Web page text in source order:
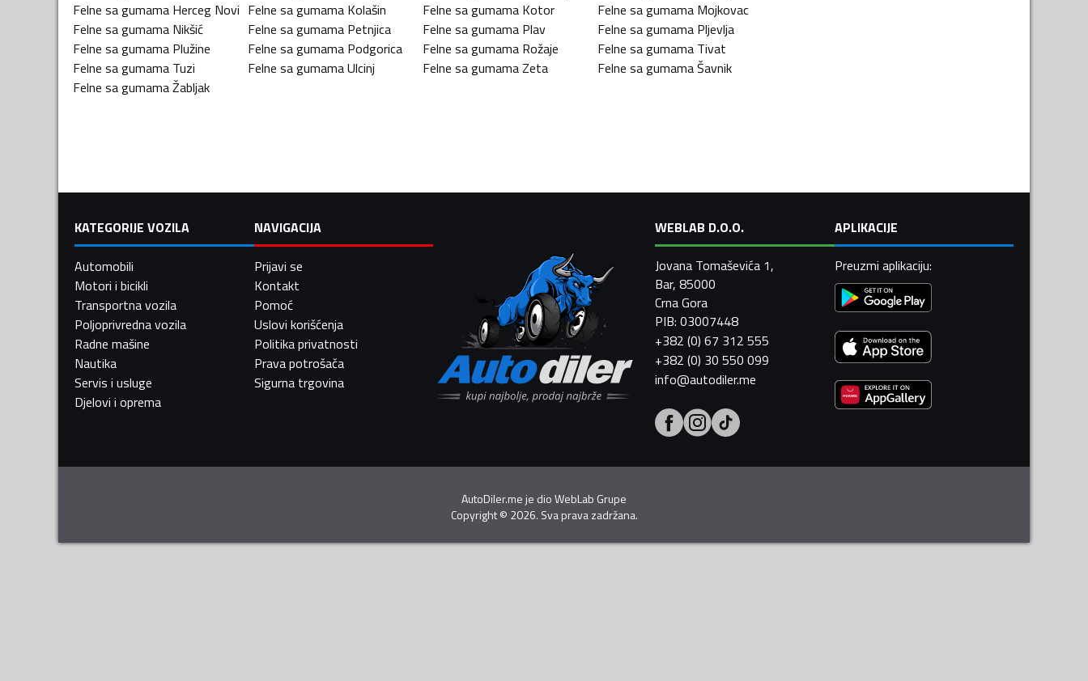
Felne sa gumama Herceg Novi Felne sa gumama Kolašin Felne sa gumama Kotor Felne sa gumama Mojkovac
Felne sa gumama Nikšić Felne sa gumama Petnjica Felne sa gumama Plav Felne sa gumama Pljevlja
Felne sa gumama Plužine Felne sa gumama Podgorica Felne sa gumama Rožaje Felne sa gumama Tivat
Felne sa gumama Tuzi Felne sa gumamaUlcinj Felne sa gumamaZeta Felne sa gumamaŠavnik
Felne sa gumamaŽabljak
KATEGORIJE VOZILA
Automobili
Motori i bicikli
Transportna vozila
Poljoprivredna vozila
Radne mašine
Nautika
Servis i usluge
Djelovi i oprema
NAVIGACIJA
Prijavi se
Kontakt
Pomoć
Uslovi korišćenja
Politika privatnosti
Prava potrošača
Sigurna trgovina
WEBLAB D.O.O.
Jovana Tomaševića 1,
Bar, 85000
Crna Gora
PIB: 03007448
+382 (0) 67 312 555
+382 (0) 30 550 099
info@autodiler.me
APLIKACIJE
Preuzmi aplikaciju:
AutoDiler.me je dioWebLab Grupe
Copyright© 2026. Sva prava zadržana.